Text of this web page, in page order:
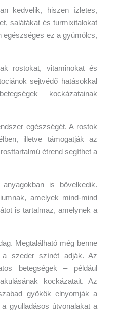
kedvelik, hiszen ízletes,
salátákat és turmixitalokat
egészséges ez a gyümölcs,
rostokat, vitaminokat és
sejtvédő hatásokkal
kockázatainak
egészségét. A rostok
illetve támogatják az
étrend segíthet a
is bővelkedik.
amelyek mind-mind
is tartalmaz, amelynek a
Megtalálható még benne
szeder színét adják. Az
betegségek – például
kockázatait. Az
gyökök elnyomják a
gyulladásos útvonalakat a